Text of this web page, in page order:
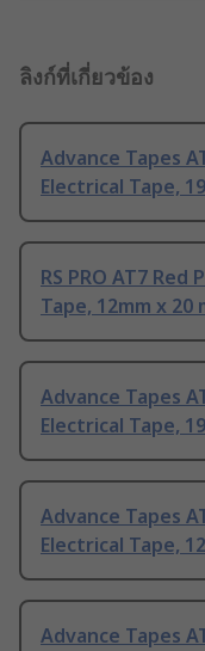
ลิงก์ที่เกี่ยวข้อง
Advance Tapes
Electrical Tape,
RS PRO AT7
Tape, 12mm x 20
Advance Tapes
Electrical Tape,
Advance Tapes
Electrical Tape,
Advance Tapes